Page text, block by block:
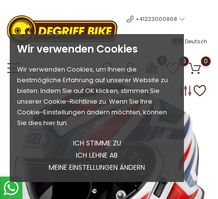
Wir verwenden Cookies
Wir verwenden Cookies, um Ihnen die
bestmögliche Erfahrung auf unserer Website zu
bieten. Indem Sie auf OK klicken, stimmen Sie
unserer Cookie-Richtlinie zu. Wenn Sie Ihre
Cookie-Einstellungen ändern möchten, können
Sie dies hier tun.
ICH STIMME ZU
ICH LEHNE AB
MEINE EINSTELLUNGEN ÄNDERN
+41223000868
Deutsch
0 0